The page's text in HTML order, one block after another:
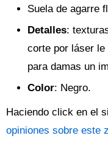
Suela de agarre
Detalles:
corte por láser le
para damas un
Color: Negro.
Haciendo click en el
opiniones sobre este